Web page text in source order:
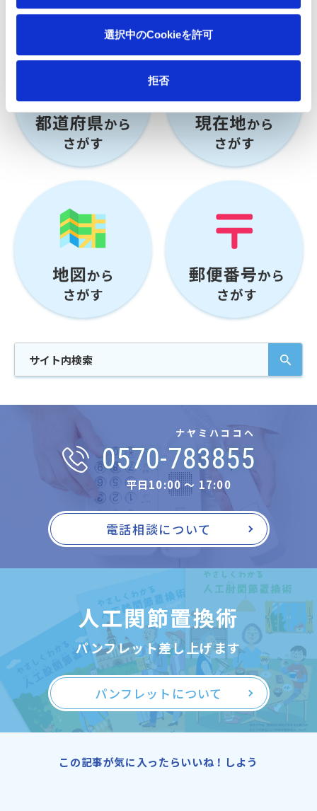
選択中のCookieを許可
拒否
ナヤミハココヘ
0570-783855
平日10:00 〜 17:00
電話相談について
人工関節置換術
パンフレット差し上げます
パンフレットについて
この記事が気に入ったらいいね！しよう